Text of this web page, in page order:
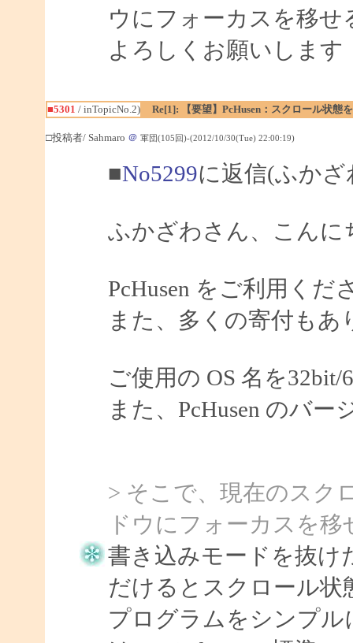
ウにフォーカスを移
よろしくお願いします
■5301 / inTopicNo.2) Re[1]: 【要望】PcHusen：スクロール状態
□投稿者/ Sahmaro ＠ 軍団(105回)-(2012/10/30(Tue) 22:00:19)
■No5299に返信(ふか
ふかざわさん、こんに
PcHusen をご利用く
また、多くの寄付も
ご使用の OS 名を
また、PcHusen のバ
> そこで、現在のスク
ドウにフォーカスを
書き込みモードを抜け
だけるとスクロール状
プログラムをシンプ